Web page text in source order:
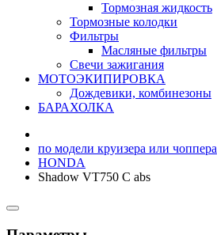
Тормозная жидкость
Тормозные колодки
Фильтры
Масляные фильтры
Свечи зажигания
МОТОЭКИПИРОВКА
Дождевики, комбинезоны
БАРАХОЛКА
по модели круизера или чоппера
HONDA
Shadow VT750 C abs